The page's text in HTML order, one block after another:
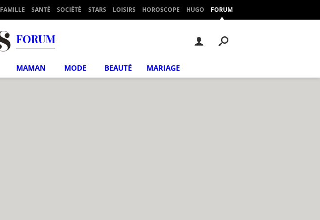
FAMILLE SANTÉ SOCIÉTÉ STARS LOISIRS HOROSCOPE HUGO FORUM
FORUM
MAMAN MODE BEAUTÉ MARIAGE